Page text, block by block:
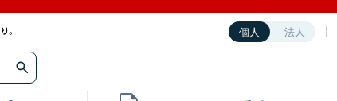
個人 法人